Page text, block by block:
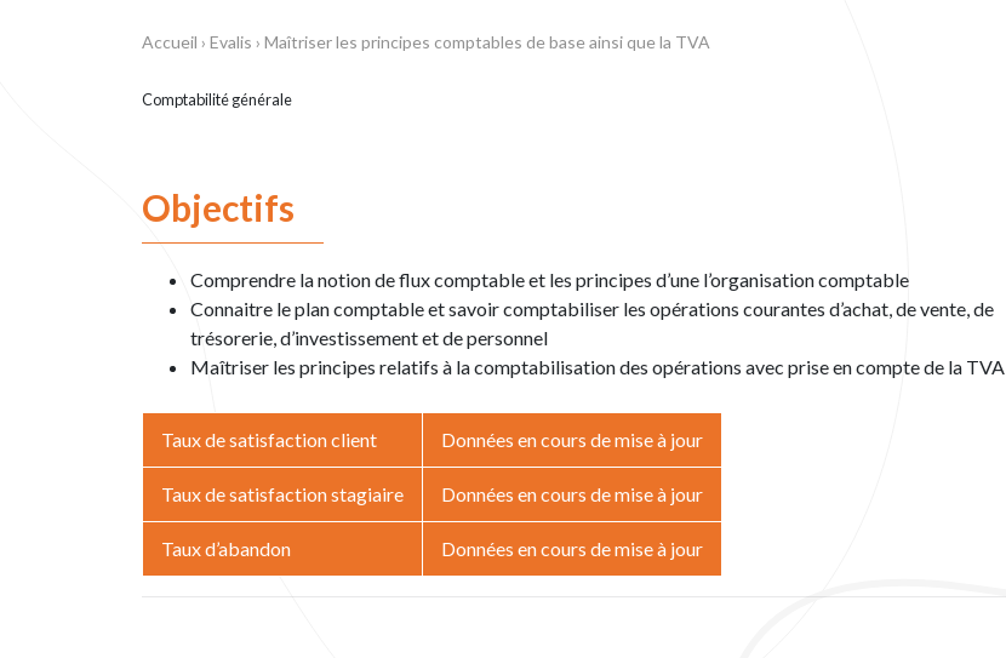
Accueil › Evalis › Maîtriser les principes comptables de base ainsi que la TVA
Comptabilité générale
Objectifs
Comprendre la notion de flux comptable et les principes d’une l’organisation comptable
Connaitre le plan comptable et savoir comptabiliser les opérations courantes d’achat, de vente, de
trésorerie, d’investissement et de personnel
Maîtriser les principes relatifs à la comptabilisation des opérations avec prise en compte de la TVA
Taux de satisfaction client Données en cours de mise à jour
Taux de satisfaction stagiaire Données en cours de mise à jour
Taux d’abandon Données en cours de mise à jour